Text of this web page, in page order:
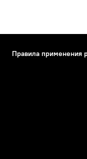
Правила применения